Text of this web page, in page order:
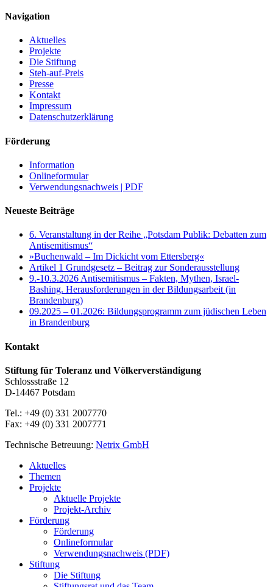
Navigation
Aktuelles
Projekte
Die Stiftung
Steh-auf-Preis
Presse
Kontakt
Impressum
Datenschutzerklärung
Förderung
Information
Onlineformular
Verwendungsnachweis | PDF
Neueste Beiträge
6. Veranstaltung in der Reihe „Potsdam Publik: Debatten zum
Antisemitismus“
»Buchenwald – Im Dickicht vom Ettersberg«
Artikel 1 Grundgesetz – Beitrag zur Sonderausstellung
9.-10.3.2026 Antisemitismus – Fakten, Mythen, Israel-
Bashing. Herausforderungen in der Bildungsarbeit (in
Brandenburg)
09.2025 – 01.2026: Bildungsprogramm zum jüdischen Leben
in Brandenburg
Kontakt
Stiftung für Toleranz und Völkerverständigung
Schlossstraße 12
D-14467 Potsdam
Tel.: +49 (0) 331 2007770
Fax: +49 (0) 331 2007771
Technische Betreuung: Netrix GmbH
Close
Menu
Aktuelles
Themen
Projekte
Aktuelle Projekte
Projekt-Archiv
Förderung
Förderung
Onlineformular
Verwendungsnachweis (PDF)
Stiftung
Die Stiftung